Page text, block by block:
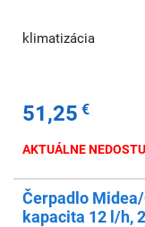
klimatizácia
51,25 €
AKTUÁLNE
Čerpadlo
kapacita 12 l/h,